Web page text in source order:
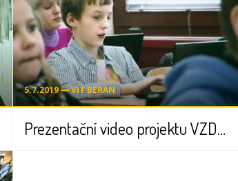
5.7.2019 ― VÍT BERAN
Prezentační video projektu VZDĚLÁNÍ 21